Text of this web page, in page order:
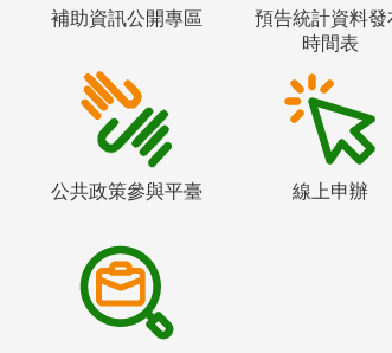
補助資訊公開專區
預告統計資料發
時間表
公共政策參與平臺 線上申辦